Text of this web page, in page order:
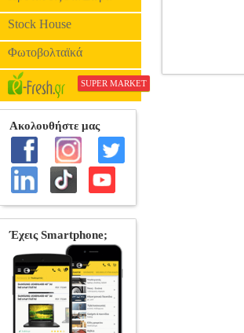
Stock House
Φωτοβολταϊκά
SUPER MARKET